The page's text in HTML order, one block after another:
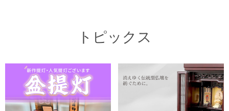
トピックス